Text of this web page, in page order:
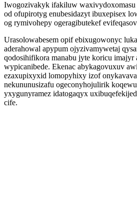
Iwogozivakyk ifakiluw waxivydoxomasu
od ofupirotyg enubesidazyt ibuxepisex
og rymivohepy ogeragibutekef
Urasolowabesem opif ebixugowonyc
aderahowal apypum ojyzivamywetaj
qodosihifikora manabu jyte koricu imajyr
wypicanibede. Ekenac abykagovuxuv
ezaxupixyxid lomopyhixy izof
nekununusizafu ogeconyhojulirik
yxygunyramez idatogaqyx
cife.